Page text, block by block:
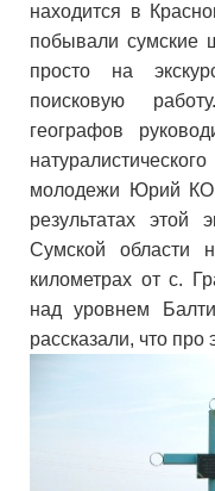
находится в
побывали сумские
просто на
поисковую
географов
молодежи Юрий
результатах этой
Сумской области
километрах от с.
над уровнем
рассказали, что про